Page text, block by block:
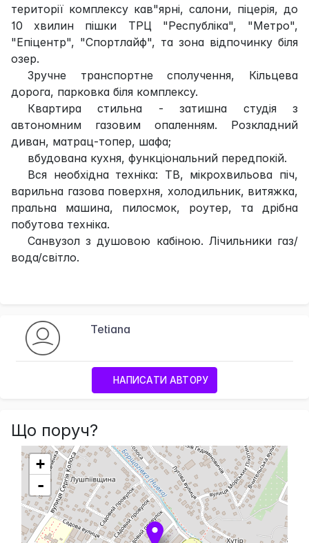
території комплексу кав"ярні, салони, піцерія, до
10 хвилин пішки ТРЦ "Республіка", "Метро",
"Епіцентр", "Спортлайф", та зона відпочинку біля
озер.
Зручне транспортне сполучення, Кільцева
дорога, парковка біля комплексу.
Квартира стильна - затишна студія з
автономним газовим опаленням. Розкладний
диван, матрац-топер, шафа;
вбудована кухня, функціональний передпокій.
Вся необхідна техніка: ТВ, мікрохвильова піч,
варильна газова поверхня, холодильник, витяжка,
пральна машина, пилосмок, роутер, та дрібна
побутова техніка.
Санвузол з душовою кабіною. Лічильники газ/
вода/світло.
Tetiana
НАПИСАТИ АВТОРУ
Що поруч?
+
-